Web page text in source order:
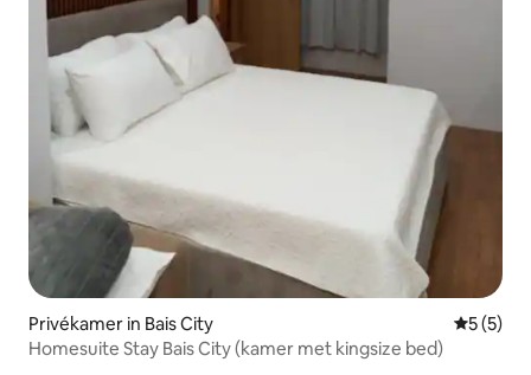
Privékamer in Bais City
5 (5)
Homesuite Stay Bais City (kamer met kingsize bed)